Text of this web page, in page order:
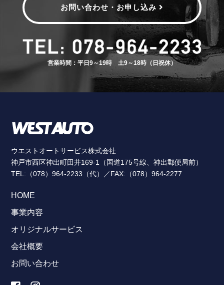
お問い合わせ・お申し込み
営業時間：平日9～19時 土9～18時（日祝休）
ウエストオートサービス株式会社
神戸市西区神出町田井169-1（国道175号線、神出郵便局前）
TEL:（078）964-2233（代）／FAX:（078）964-2277
HOME
事業内容
オリジナルサービス
会社概要
お問い合わせ